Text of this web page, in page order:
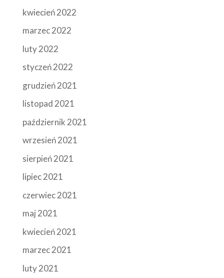
kwiecień 2022
marzec 2022
luty 2022
styczeń 2022
grudzień 2021
listopad 2021
październik 2021
wrzesień 2021
sierpień 2021
lipiec 2021
czerwiec 2021
maj 2021
kwiecień 2021
marzec 2021
luty 2021